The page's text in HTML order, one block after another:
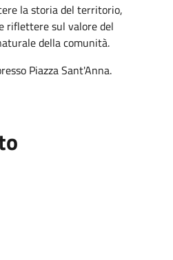
la storia del territorio,
riflettere sul valore del
della comunità.
Piazza Sant'Anna.